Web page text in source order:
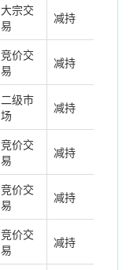
大宗交
易
减持
竞价交
易
减持
二级市
场
减持
竞价交
易
减持
竞价交
易
减持
竞价交
易
减持